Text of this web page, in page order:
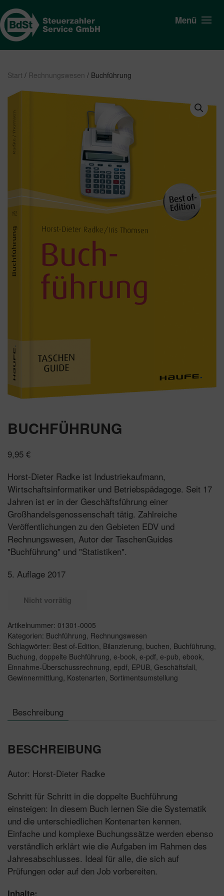
Menü
Start / Rechnungswesen / Buchführung
BUCHFÜHRUNG
9,95 €
Horst-Dieter Radke ist Industriekaufmann,
Wirtschaftsinformatiker und Betriebspädagoge. Seit 17
Jahren ist er in der Geschäftsführung einer
Großhandelsgenossenschaft tätig. Zahlreiche
Veröffentlichungen zu den Gebieten EDV und
Rechnungswesen, Autor der TaschenGuides
"Buchführung" und "Statistiken".
5. Auflage 2017
Nicht vorrätig
Artikelnummer: 01301-0005
Kategorien: Buchführung Rechnungswesen
Schlagwörter: Best of-Edition Bilanzierung buchen Buchführung
Buchung doppelte Buchführung e-book e-pdf e-pub ebook
Einnahme-Überschussrechnung epdf EPUB Geschäftsfall
Gewinnermittlung Kostenarten Sortimentsumstellung
Beschreibung
BESCHREIBUNG
Autor: Horst-Dieter Radke
Schritt für Schritt in die doppelte Buchführung
einsteigen: In diesem Buch lernen Sie die Systematik
und die unterschiedlichen Kontenarten kennen.
Einfache und komplexe Buchungssätze werden ebenso
verständlich erklärt wie die Aufgaben im Rahmen des
Jahresabschlusses. Ideal für alle, die sich auf
Prüfungen oder auf den Job vorbereiten.
Inhalte: